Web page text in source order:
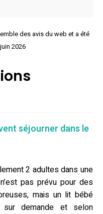
des avis du web et a été
2026
séjourner dans le
2 adultes dans une
pas prévu pour des
mais un lit bébé
demande et selon